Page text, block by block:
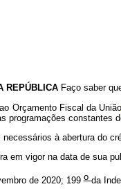
REPÚBLICA Faço saber
Orçamento Fiscal da
programações constantes
à abertura do
em vigor na data de sua
de 2020; 199o da